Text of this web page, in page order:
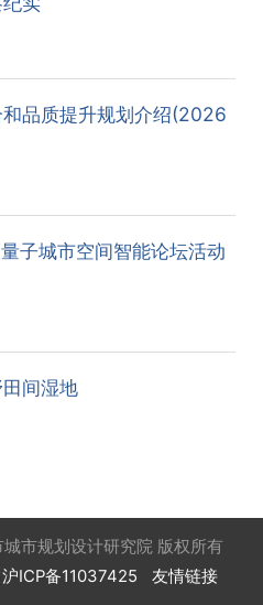
品质提升规划介绍(2026
子城市空间智能论坛活动
间湿地
市规划设计研究院 版权所有
沪ICP备11037425 友情链接